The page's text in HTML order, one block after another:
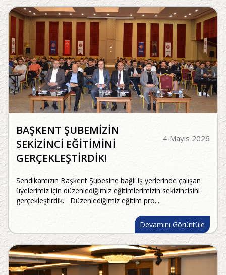
4 Mayıs 2026
BAŞKENT ŞUBEMİZİN
SEKİZİNCİ EĞİTİMİNİ
GERÇEKLEŞTİRDİK!
Sendikamızın Başkent Şubesine bağlı iş yerlerinde çalışan
üyelerimiz için düzenlediğimiz eğitimlerimizin sekizincisini
gerçekleştirdik. Düzenlediğimiz eğitim pro...
Devamını Görüntüle